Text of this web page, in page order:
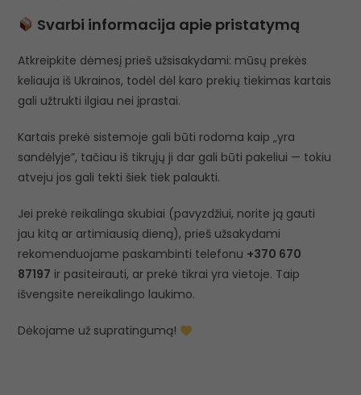
Svarbi informacija apie pristatymą
Atkreipkite dėmesį prieš užsisakydami: mūsų prekės
keliauja iš Ukrainos, todėl dėl karo prekių tiekimas kartais
gali užtrukti ilgiau nei įprastai.
Kartais prekė sistemoje gali būti rodoma kaip „yra
sandėlyje”, tačiau iš tikrųjų ji dar gali būti pakeliui — tokiu
atveju jos gali tekti šiek tiek palaukti.
Jei prekė reikalinga skubiai (pavyzdžiui, norite ją gauti
jau kitą ar artimiausią dieną), prieš užsakydami
rekomenduojame paskambinti telefonu +370 670
87197 ir pasiteirauti, ar prekė tikrai yra vietoje. Taip
išvengsite nereikalingo laukimo.
Dėkojame už supratingumą!